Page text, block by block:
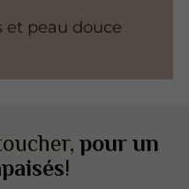
et peau douce
pour un
!